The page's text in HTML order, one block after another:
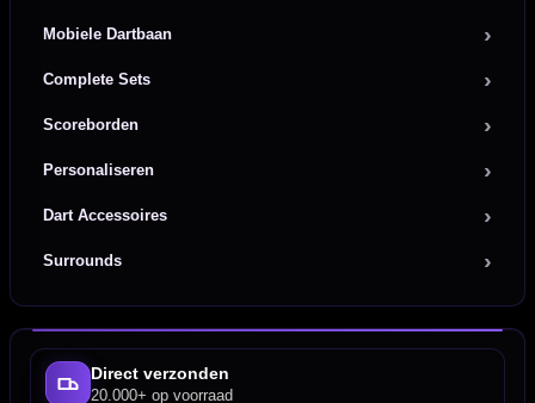
Mobiele Dartbaan
Complete Sets
Scoreborden
Personaliseren
Dart Accessoires
Surrounds
Direct verzonden
20.000+ op voorraad